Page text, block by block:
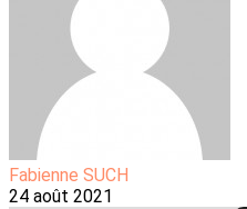
Fabienne SUCH
24 août 2021